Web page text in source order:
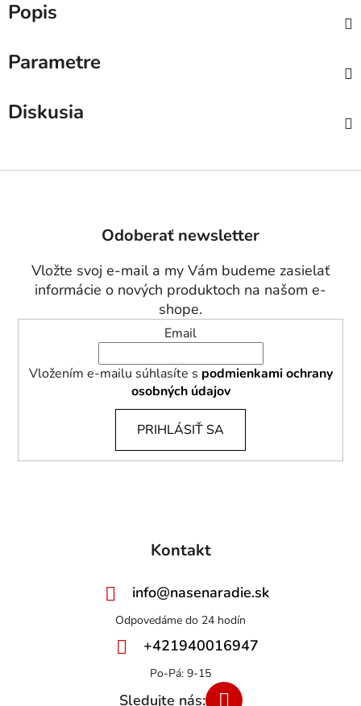
Popis
Parametre
Diskusia
Odoberať newsletter
Vložte svoj e-mail a my Vám budeme zasielať
informácie o nových produktoch na našom e-
shope.
Email
Vložením e-mailu súhlasíte s podmienkami ochrany
osobných údajov
PRIHLÁSIŤ SA
Kontakt
info@nasenaradie.sk
+421940016947